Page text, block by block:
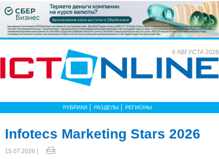
6 АВГУСТА 2026
РУБРИКИ РАЗДЕЛЫ РЕГИОНЫ
Infotecs Marketing Stars 2026
15.07.2026 |